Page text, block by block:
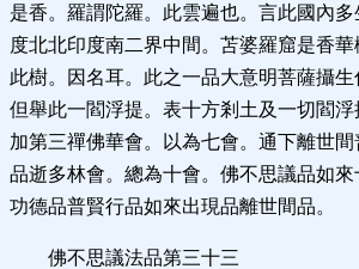
是香。羅謂陀羅。此雲遍也。言此國內
度北北印度南二界中間。苫婆羅窟是香
此樹。因名耳。此之一品大意明菩薩攝生
但舉此一閻浮提。表十方剎土及一切閻
加第三禪佛華會。以為七會。通下離世
品逝多林會。總為十會。佛不思議品如
功德品普賢行品如來出現品離世間品。
佛不思議法品第三十三